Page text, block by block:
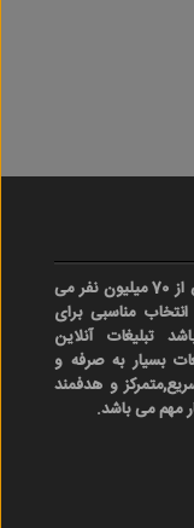
در حال حاضر کاربران اینترنت در ایران بیش از 70 میلیون نفر می
انتخاب مناسبی برای
تبلیغات آنلاین
بسیار به صرفه و
و هدفمند
مهم می باشد.